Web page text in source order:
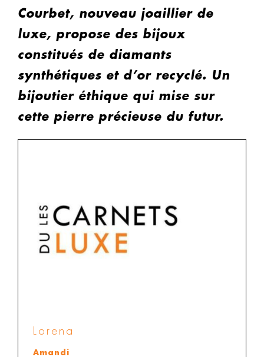
Courbet, nouveau joaillier de
luxe, propose des bijoux
constitués de diamants
synthétiques et d’or recyclé. Un
bijoutier éthique qui mise sur
cette pierre précieuse du futur.
Lorena
Amandi